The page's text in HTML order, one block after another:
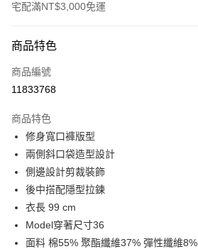
宅配滿NT$3,000免運
信用卡一次付款
LINE Pay
街口支付
悠遊付
Google Pay
全盈+PAY
AFTEE先享後付
商品特色
商品編號
11833768
商品特色
修身寬口褲版型
兩側斜口袋造型設計
側邊設計剪裁裝飾
後中搭配隱型拉鍊
衣長 99 cm
Model穿著尺寸36
面料 棉55% 聚酯纖維37% 彈性纖維8%